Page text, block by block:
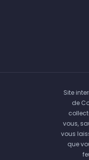
Site
de
vous,
vous
que